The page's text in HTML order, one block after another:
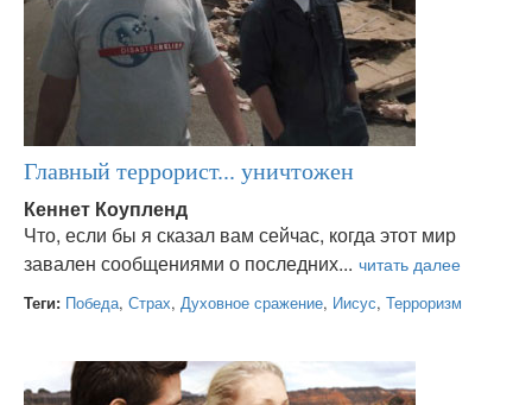
Главный террорист... уничтожен
Кеннет Коупленд
Что, если бы я сказал вам сейчас, когда этот мир
завален сообщениями о последних...
Теги: Победа, Страх, Духовное сражение, Иисус, Терроризм